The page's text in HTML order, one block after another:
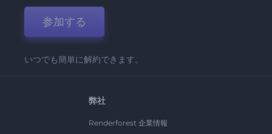
参加する
いつでも簡単に解約できます。
弊社
Renderforest 企業情報